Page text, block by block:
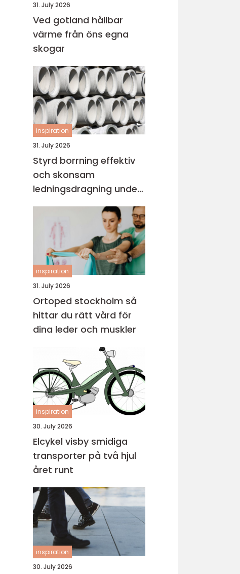
31. July 2026
Ved gotland hållbar
värme från öns egna
skogar
inspiration
31. July 2026
Styrd borrning effektiv
och skonsam
ledningsdragning under
mark
inspiration
31. July 2026
Ortoped stockholm så
hittar du rätt vård för
dina leder och muskler
inspiration
30. July 2026
Elcykel visby smidiga
transporter på två hjul
året runt
inspiration
30. July 2026